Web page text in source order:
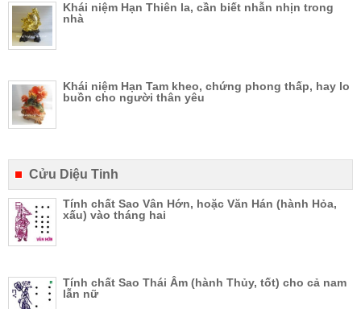
Khái niệm Hạn Thiên la, cần biết nhẫn nhịn trong
nhà
Khái niệm Hạn Tam kheo, chứng phong thấp, hay lo
buồn cho người thân yêu
Cửu Diệu Tinh
Tính chất Sao Vân Hớn, hoặc Văn Hán (hành Hỏa,
xấu) vào tháng hai
Tính chất Sao Thái Âm (hành Thủy, tốt) cho cả nam
lẫn nữ